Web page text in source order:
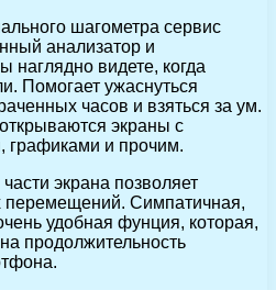
шагометра сервис
анализатор и
видете, когда
Помогает ужаснуться
часов и взяться за ум.
экраны с
графиками и прочим.
экрана позволяет
перемещений. Симпатичная,
удобная фунция, которая,
продолжительность